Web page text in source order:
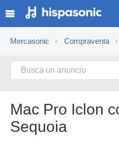
Mercasonic Compraventa
Mac Pro Iclon
Sequoia